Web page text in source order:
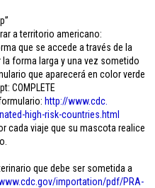
a territorio americano:
que se accede a través de la
la forma larga y una vez sometido
que aparecerá en color verde
COMPLETE
http://www.cdc.
high-risk-countries.html
cada viaje que su mascota realice
que debe ser sometida a
importation/pdf/PRA-